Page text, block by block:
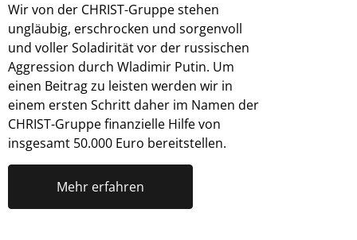
Wir von der CHRIST-Gruppe stehen
ungläubig, erschrocken und sorgenvoll
und voller Soladirität vor der russischen
Aggression durch Wladimir Putin. Um
einen Beitrag zu leisten werden wir in
einem ersten Schritt daher im Namen der
CHRIST-Gruppe finanzielle Hilfe von
insgesamt 50.000 Euro bereitstellen.
Mehr erfahren